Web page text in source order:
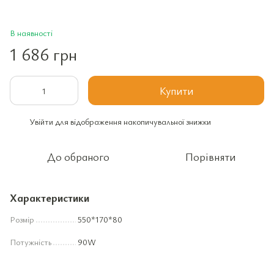
В наявності
1 686 грн
Купити
Увійти для відображення накопичувальної знижки
До обраного Порівняти
Характеристики
Розмір
550*170*80
Потужність
90W